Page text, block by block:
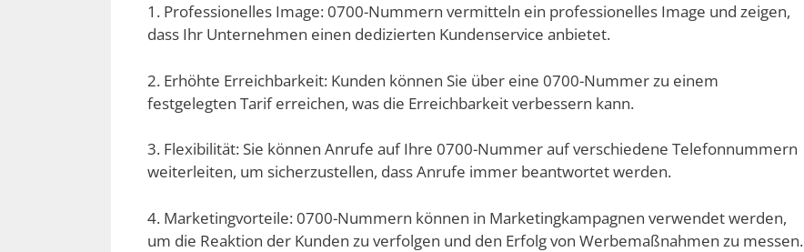
1. Professionelles Image: 0700-Nummern vermitteln ein professionelles Image und zeigen,
dass Ihr Unternehmen einen dedizierten Kundenservice anbietet.
2. Erhöhte Erreichbarkeit: Kunden können Sie über eine 0700-Nummer zu einem
festgelegten Tarif erreichen, was die Erreichbarkeit verbessern kann.
3. Flexibilität: Sie können Anrufe auf Ihre 0700-Nummer auf verschiedene Telefonnummern
weiterleiten, um sicherzustellen, dass Anrufe immer beantwortet werden.
4. Marketingvorteile: 0700-Nummern können in Marketingkampagnen verwendet werden,
um die Reaktion der Kunden zu verfolgen und den Erfolg von Werbemaßnahmen zu messen.